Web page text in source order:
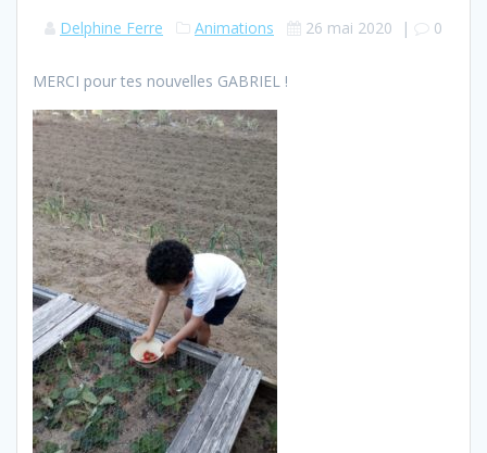
Delphine Ferre Animations 26 mai 2020 | 0
MERCI pour tes nouvelles GABRIEL !